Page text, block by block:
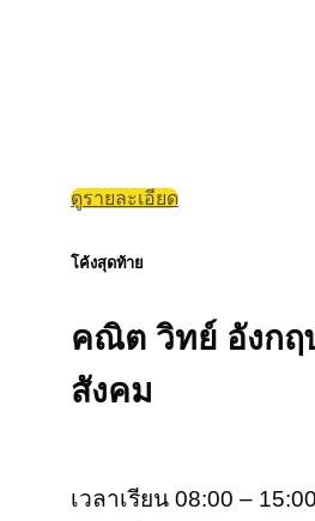
ดูรายละเอียด
โค้งสุดท้าย
คณิต วิทย์ อังกฤ
สังคม
เวลาเรียน 08:00 –